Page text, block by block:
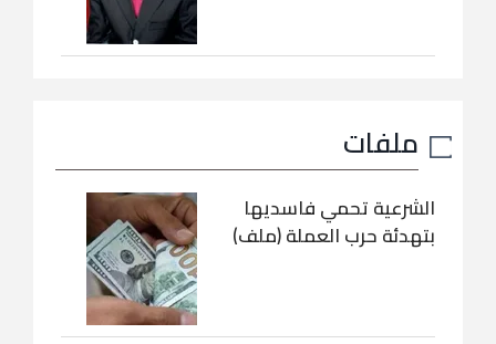
ملفات
الشرعية تحمي فاسديها
بتهدئة حرب العملة (ملف)